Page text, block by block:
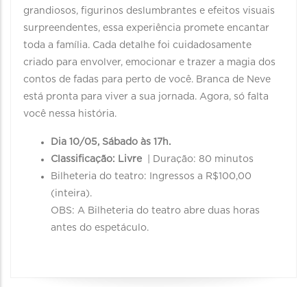
grandiosos, figurinos deslumbrantes e efeitos visuais
surpreendentes, essa experiência promete encantar
toda a família. Cada detalhe foi cuidadosamente
criado para envolver, emocionar e trazer a magia dos
contos de fadas para perto de você. Branca de Neve
está pronta para viver a sua jornada. Agora, só falta
você nessa história.
Dia 10/05, Sábado às 17h.
Classificação: Livre | Duração: 80 minutos
Bilheteria do teatro: Ingressos a R$100,00
(inteira).
OBS: A Bilheteria do teatro abre duas horas
antes do espetáculo.